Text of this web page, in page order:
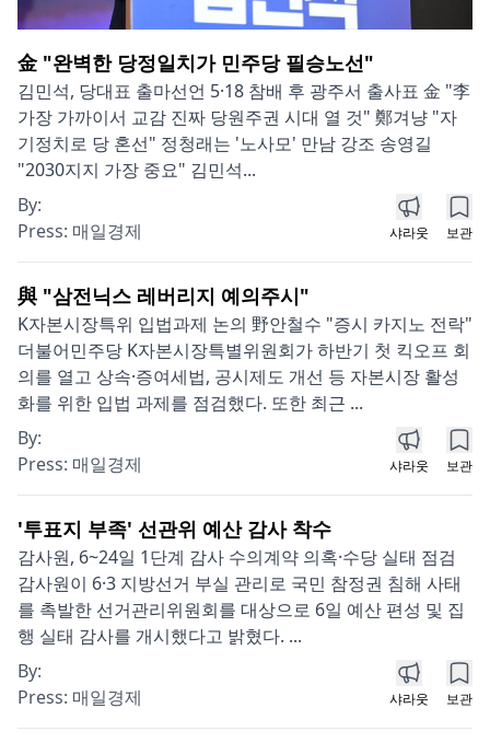
金 "완벽한 당정일치가 민주당 필승노선"
김민석, 당대표 출마선언 5·18 참배 후 광주서 출사표 金 "李
가장 가까이서 교감 진짜 당원주권 시대 열 것" 鄭겨냥 "자
기정치로 당 혼선" 정청래는 '노사모' 만남 강조 송영길
"2030지지 가장 중요" 김민석...
By:
Press: 매일경제 샤라웃 보관
與 "삼전닉스 레버리지 예의주시"
K자본시장특위 입법과제 논의 野안철수 "증시 카지노 전락"
더불어민주당 K자본시장특별위원회가 하반기 첫 킥오프 회
의를 열고 상속·증여세법, 공시제도 개선 등 자본시장 활성
화를 위한 입법 과제를 점검했다. 또한 최근 ...
By:
Press: 매일경제 샤라웃 보관
'투표지 부족' 선관위 예산 감사 착수
감사원, 6~24일 1단계 감사 수의계약 의혹·수당 실태 점검
감사원이 6·3 지방선거 부실 관리로 국민 참정권 침해 사태
를 촉발한 선거관리위원회를 대상으로 6일 예산 편성 및 집
행 실태 감사를 개시했다고 밝혔다. ...
By:
Press: 매일경제 샤라웃 보관